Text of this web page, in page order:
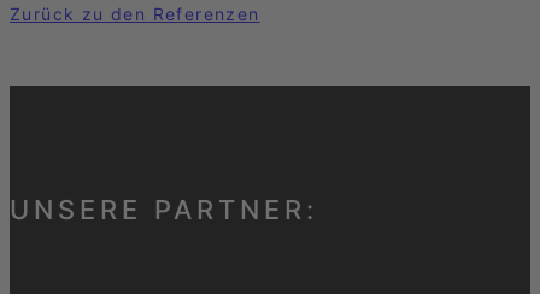
Zurück zu den Referenzen
UNSERE PARTNER: